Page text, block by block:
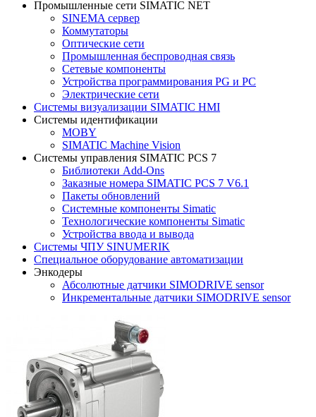
Промышленные сети SIMATIC NET
SINEMA сервер
Коммутаторы
Оптические сети
Промышленная беспроводная связь
Сетевые компоненты
Устройства программирования PG и PC
Электрические сети
Системы визуализации SIMATIC HMI
Системы идентификации
MOBY
SIMATIC Machine Vision
Системы управления SIMATIC PCS 7
Библиотеки Add-Ons
Заказные номера SIMATIC PCS 7 V6.1
Пакеты обновлений
Системные компоненты Simatic
Технологические компоненты Simatic
Устройства ввода и вывода
Системы ЧПУ SINUMERIK
Специальное оборудование автоматизации
Энкодеры
Абсолютные датчики SIMODRIVE sensor
Инкрементальные датчики SIMODRIVE sensor